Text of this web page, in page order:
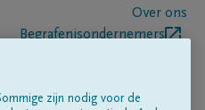
Over ons
Begrafenisondernemers
zijn nodig voor de